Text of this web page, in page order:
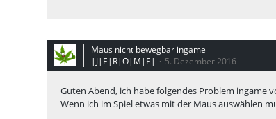
Maus nicht bewegbar ingame
|J|E|R|O|M|E|
5. Dezember 2016
Guten Abend, ich habe folgendes Problem ingame
Wenn ich im Spiel etwas mit der Maus auswählen